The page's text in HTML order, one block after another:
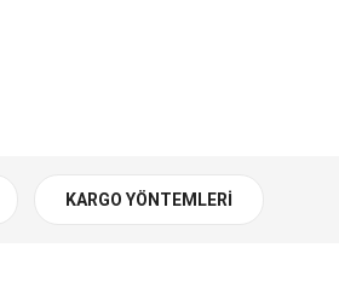
KARGO YÖNTEMLERI